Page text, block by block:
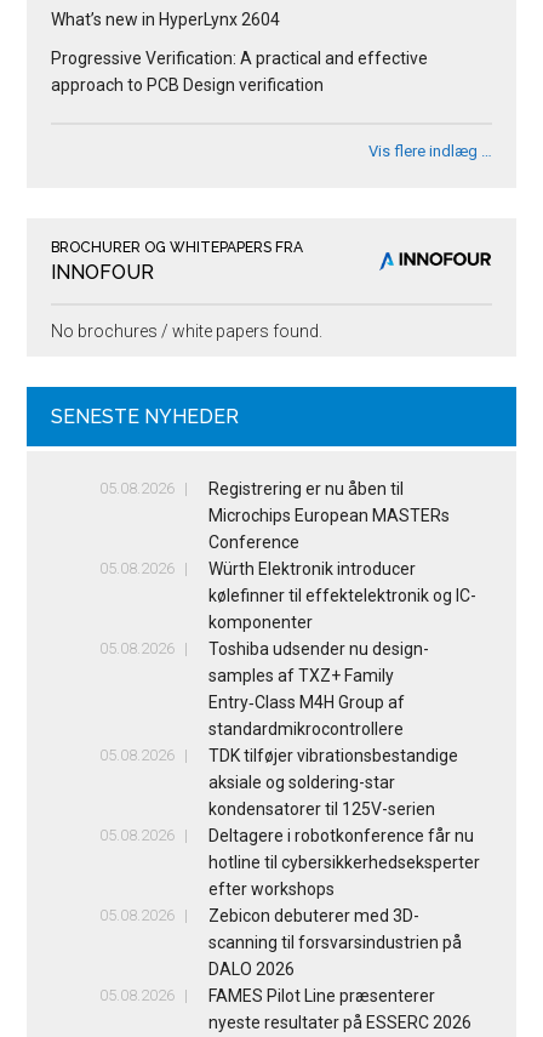
What’s new in HyperLynx 2604
Progressive Verification: A practical and effective
approach to PCB Design verification
Vis flere indlæg …
BROCHURER OG WHITEPAPERS FRA
INNOFOUR
No brochures / white papers found.
SENESTE NYHEDER
05.08.2026
Registrering er nu åben til
Microchips European MASTERs
Conference
05.08.2026
Würth Elektronik introducer
kølefinner til effektelektronik og IC-
komponenter
05.08.2026
Toshiba udsender nu design-
samples af TXZ+ Family
Entry‑Class M4H Group af
standardmikrocontrollere
05.08.2026
TDK tilføjer vibrationsbestandige
aksiale og soldering-star
kondensatorer til 125V-serien
05.08.2026
Deltagere i robotkonference får nu
hotline til cybersikkerhedseksperter
efter workshops
05.08.2026
Zebicon debuterer med 3D-
scanning til forsvarsindustrien på
DALO 2026
05.08.2026
FAMES Pilot Line præsenterer
nyeste resultater på ESSERC 2026